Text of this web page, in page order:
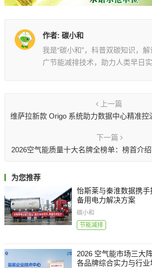
作者: 碳小和
我是“碳小和”，科普双碳知识，
广节能减排技术，助力人类早日实
上一篇
维萨拉新款 Origo 系统助力数据中心精准控
下一篇
2026空气能质量十大名牌全榜单：榜首介
为您推荐
怡斯莱与秦淮数据携
备用电力解决方案
碳小和
节能减排
2026 空气能市场三大
各品牌综合实力与行业